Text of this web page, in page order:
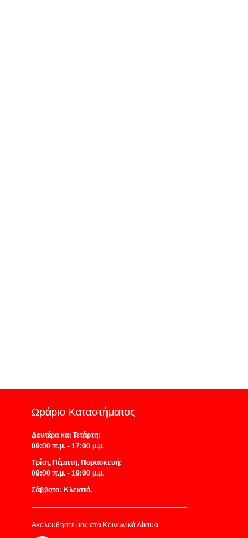
Ωράριο Καταστήματος
Δευτέρα και Τετάρτη:
09:00 π.μ. - 17:00 μ.μ.
Τρίτη, Πέμπτη, Παρασκευή:
09:00 π.μ. - 19:00 μ.μ.
Σάββατο: Κλειστά.
Ακολουθήστε μας στα Κοινωνικά Δίκτυα.